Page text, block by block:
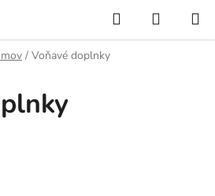
Hľadať
KOŠÍK
/ Voňavé doplnky